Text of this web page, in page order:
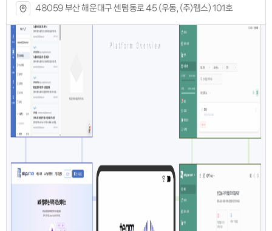
48059 부산 해운대구 센텀동로 45 (우동, (주)웹스) 101호